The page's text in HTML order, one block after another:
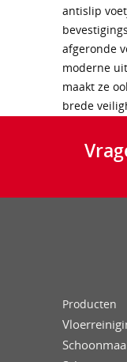
antislip
afgeronde
moderne
maakt ze
brede
Producten